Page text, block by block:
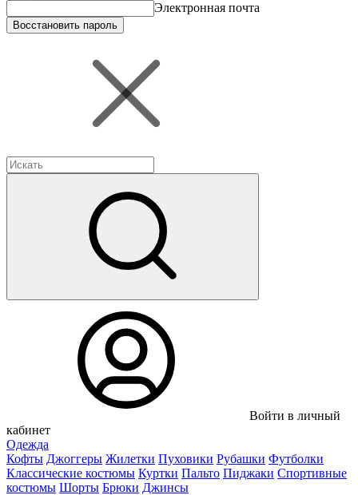
Электронная почта
Восстановить пароль
Войти в личный
кабинет
Одежда
Кофты Джоггеры Жилетки Пуховики Рубашки Футболки
Классические костюмы Куртки Пальто Пиджаки Спортивные
костюмы Шорты Брюки Джинсы